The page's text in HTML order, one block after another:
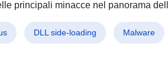
principali minacce nel panorama
DLL side-loading Malware